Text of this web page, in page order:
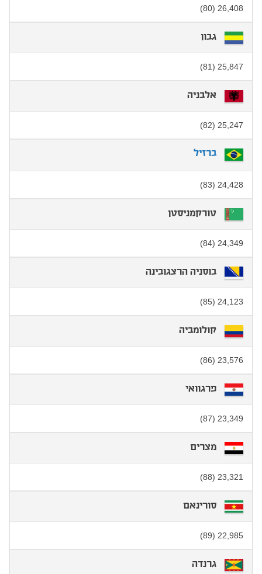
26,408 (80)
גבון
25,847 (81)
אלבניה
25,247 (82)
ברזיל
24,428 (83)
טורקמניסטן
24,349 (84)
בוסניה הרצגובינה
24,123 (85)
קולומביה
23,576 (86)
פרגוואי
23,349 (87)
מצרים
23,321 (88)
סורינאם
22,985 (89)
גרנדה